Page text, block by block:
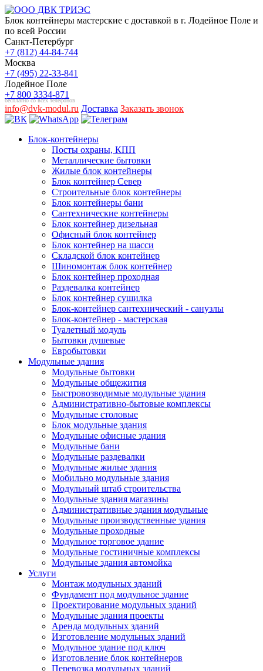
Блок контейнеры мастерские с доставкой в г. Лодейное Поле и
по всей России
Санкт-Петербург
+7 (812) 44-84-744
Москва
+7 (495) 22-33-841
Лодейное Поле
+7 800 3334-871
бесплатно со всех телефонов
info@dvk-modul.ru Доставка Заказать звонок
Блок-контейнеры
Посты охраны, КПП
Металлические бытовки
Жилые блок контейнеры
Блок контейнер Север
Строительные блок контейнеры
Блок контейнеры бани
Сантехнические контейнеры
Блок контейнер дизельная
Офисный блок контейнер
Блок контейнер на шасси
Складской блок контейнер
Шиномонтаж блок контейнер
Блок контейнер проходная
Раздевалка контейнер
Блок контейнер сушилка
Блок-контейнер сантехнический - санузлы
Блок-контейнер - мастерская
Туалетный модуль
Бытовки душевые
Евробытовки
Модульные здания
Модульные бытовки
Модульные общежития
Быстровозводимые модульные здания
Административно-бытовые комплексы
Модульные столовые
Блок модульные здания
Модульные офисные здания
Модульные бани
Модульные раздевалки
Модульные жилые здания
Мобильно модульные здания
Модульный штаб строительства
Модульные здания магазины
Административные здания модульные
Модульные производственные здания
Модульные проходные
Модульное торговое здание
Модульные гостиничные комплексы
Модульные здания автомойка
Услуги
Монтаж модульных зданий
Фундамент под модульное здание
Проектирование модульных зданий
Модульные здания проекты
Аренда модульных зданий
Изготовление модульных зданий
Модульное здание под ключ
Изготовление блок контейнеров
Перевозка модульных зданий